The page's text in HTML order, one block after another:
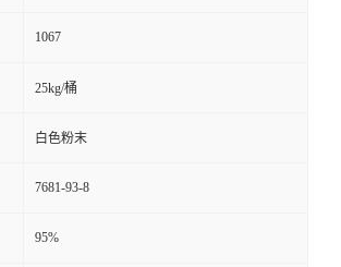
1067
25kg/桶
白色粉末
7681-93-8
95%